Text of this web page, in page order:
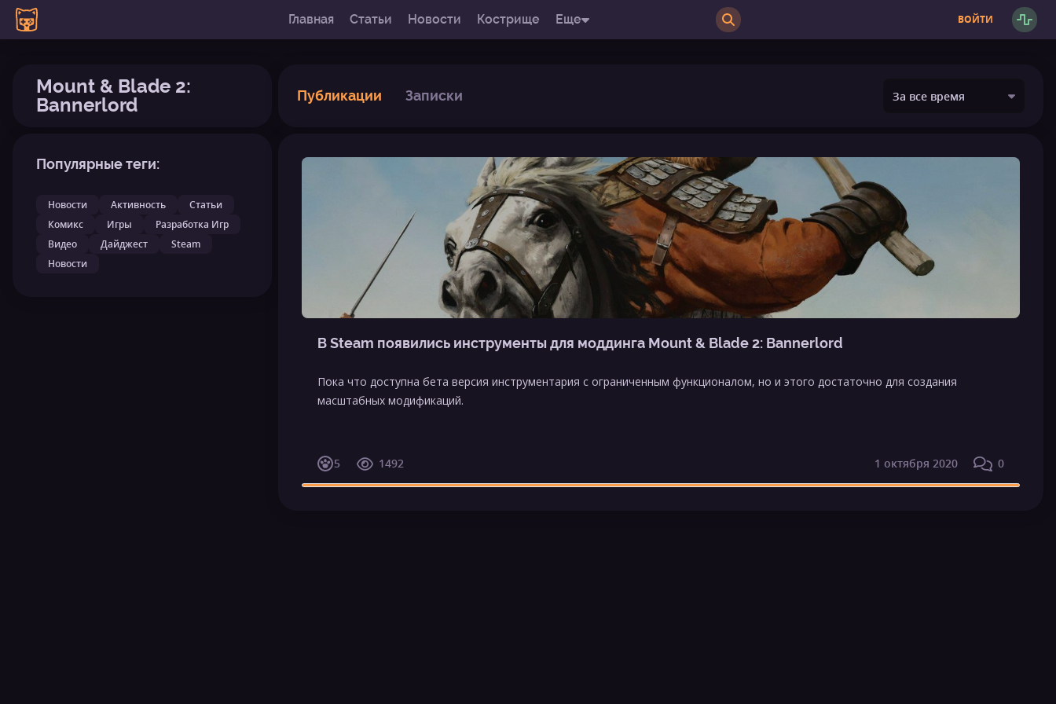
Главная Статьи Новости Кострище Еще ВОЙТИ
Mount & Blade 2:
Bannerlord
Публикации Записки
Популярные теги:
Новости Активность
Статьи
Комикс
Игры
Разработка Игр
Видео
Дайджест
Steam
Новости
В Steam появились инструменты для моддинга Mount & Blade 2: Bannerlord
Пока что доступна бета версия инструментария с ограниченным функционалом, но и этого достаточно для создания
масштабных модификаций.
5 1492 1 октября 2020 0